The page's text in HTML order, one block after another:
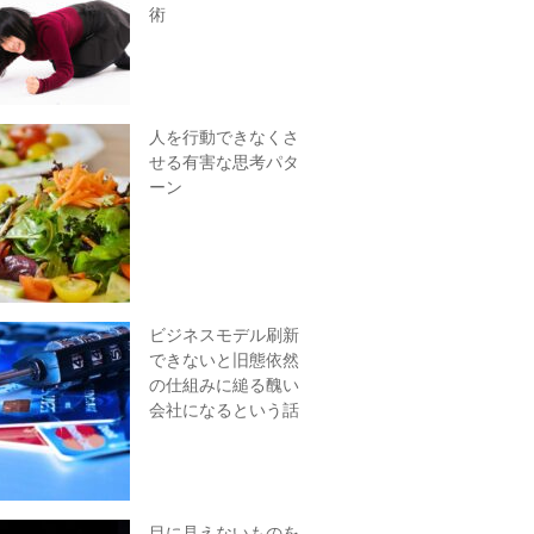
術
人を行動できなくさ
せる有害な思考パタ
ーン
ビジネスモデル刷新
できないと旧態依然
の仕組みに縋る醜い
会社になるという話